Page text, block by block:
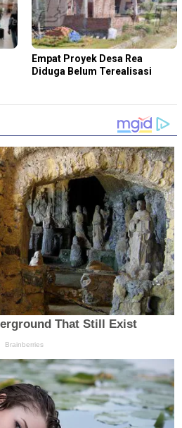
Empat Proyek Desa Rea
Diduga Belum Terealisasi